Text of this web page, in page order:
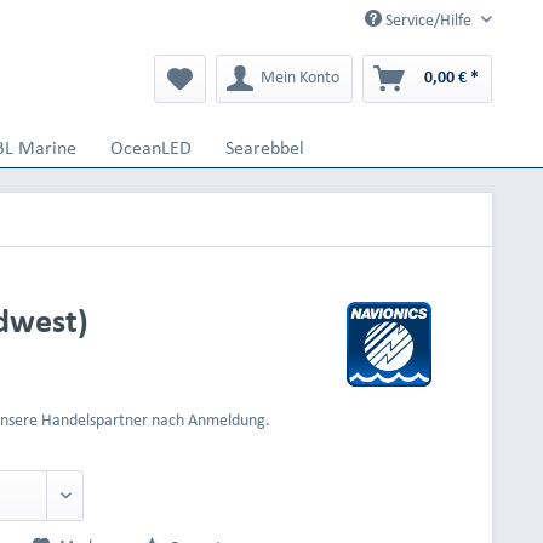
Service/Hilfe
Mein Konto 0,00 € *
Marine OceanLED Searebbel
Handelspartner nach Anmeldung.